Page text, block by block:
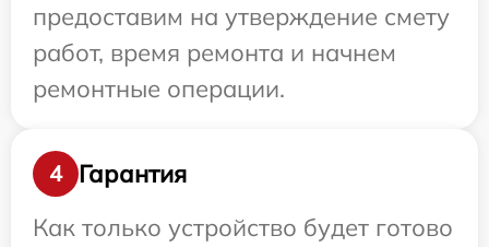
предоставим на утверждение смету
работ, время ремонта и начнем
ремонтные операции.
4
Гарантия
Как только устройство будет готово